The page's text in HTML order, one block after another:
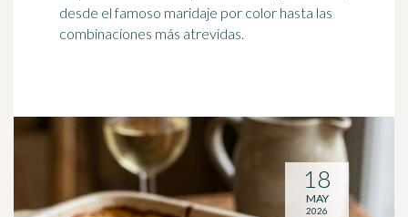
desde el famoso maridaje por color hasta las
combinaciones más atrevidas.
18
MAY
2026